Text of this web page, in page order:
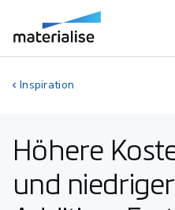
Inspiration
Höhere
und